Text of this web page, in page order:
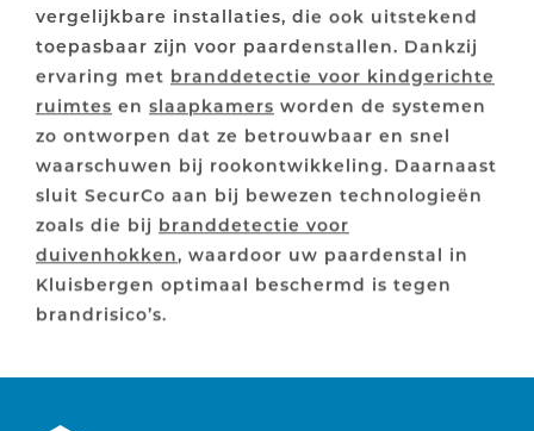
vergelijkbare installaties, die ook uitstekend
toepasbaar zijn voor paardenstallen. Dankzij
ervaring met branddetectie voor kindgerichte
ruimtes en slaapkamers worden de systemen
zo ontworpen dat ze betrouwbaar en snel
waarschuwen bij rookontwikkeling. Daarnaast
sluit SecurCo aan bij bewezen technologieën
zoals die bij branddetectie voor
duivenhokken, waardoor uw paardenstal in
Kluisbergen optimaal beschermd is tegen
brandrisico’s.